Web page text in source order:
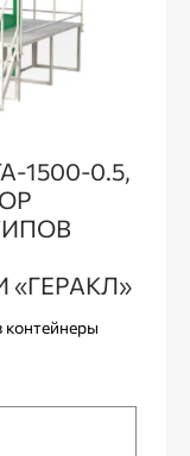
1500-0.5,
контейнеры